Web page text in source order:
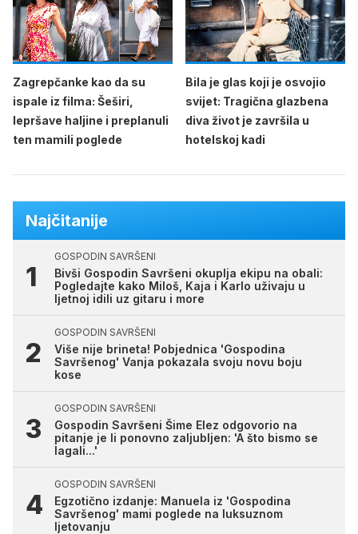
Zagrepčanke kao da su
ispale iz filma: Šeširi,
lepršave haljine i preplanuli
ten mamili poglede
Bila je glas koji je osvojio
svijet: Tragična glazbena
diva život je završila u
hotelskoj kadi
Najčitanije
GOSPODIN SAVRŠENI
Bivši Gospodin Savršeni okuplja ekipu na obali:
Pogledajte kako Miloš, Kaja i Karlo uživaju u
ljetnoj idili uz gitaru i more
GOSPODIN SAVRŠENI
Više nije brineta! Pobjednica 'Gospodina
Savršenog' Vanja pokazala svoju novu boju
kose
GOSPODIN SAVRŠENI
Gospodin Savršeni Šime Elez odgovorio na
pitanje je li ponovno zaljubljen: 'A što bismo se
lagali...'
GOSPODIN SAVRŠENI
Egzotično izdanje: Manuela iz 'Gospodina
Savršenog' mami poglede na luksuznom
ljetovanju